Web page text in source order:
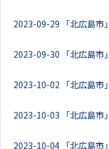
2023-09-29 「北広島
2023-09-30 「北広島
2023-10-02 「北広島
2023-10-03 「北広島
2023-10-04 「北広島